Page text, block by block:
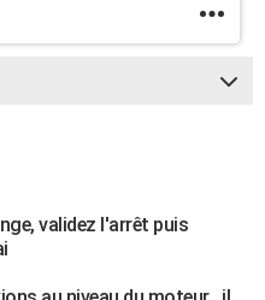
validez l'arrêt puis